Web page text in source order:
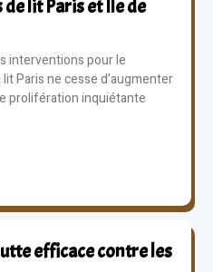
lit Paris et Ile de
interventions pour le
Paris ne cesse d’augmenter
prolifération inquiétante
efficace contre les